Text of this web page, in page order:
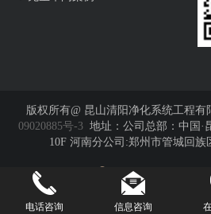
版权所有@ 昆山清阳净化系统工程有
09020885号-3地址：公司总部：中国·
10F 河南分公司:郑州市管城回族
苏公网安备
电话咨询 信息咨询